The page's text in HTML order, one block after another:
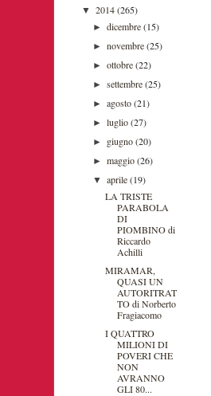
▼ 2014(265)
►dicembre(15)
►novembre(25)
►ottobre(22)
►settembre(25)
►agosto(21)
►luglio(27)
► giugno(20)
►maggio(26)
▼aprile(19)
LA TRISTE
PARABOLA
DI
PIOMBINO di
Riccardo
Achilli
MIRAMAR,
QUASI UN
AUTORITRAT
TO di Norberto
Fragiacomo
I QUATTRO
MILIONI DI
POVERI CHE
NON
AVRANNO
GLI 80...